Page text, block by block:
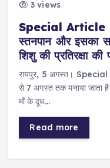
3 views
Special Article :
स्तनपान और इसका
शिशु की प्रतिरक्षा
रायपुर, 5 अगस्त। Special
से 7 अगस्त तक मनाया जाता
माँ के दूध…
Read more